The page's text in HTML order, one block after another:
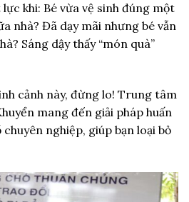
khi: Bé vừa vệ sinh đúng một
nhà? Đã dạy mãi nhưng bé vẫn
Sáng dậy thấy “món quà”
cảnh này, đừng lo! Trung tâm
mang đến giải pháp huấn
nghiệp, giúp bạn loại bỏ